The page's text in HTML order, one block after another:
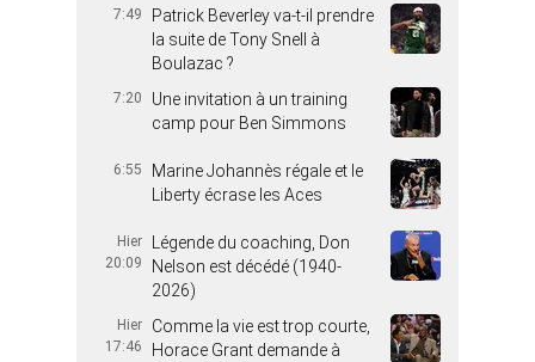
7:49
Patrick Beverley va-t-il prendre
la suite de Tony Snell à
Boulazac ?
7:20
Une invitation à un training
camp pour Ben Simmons
6:55
Marine Johannès régale et le
Liberty écrase les Aces
Hier
20:09
Légende du coaching, Don
Nelson est décédé (1940-
2026)
Hier
17:46
Comme la vie est trop courte,
Horace Grant demande à